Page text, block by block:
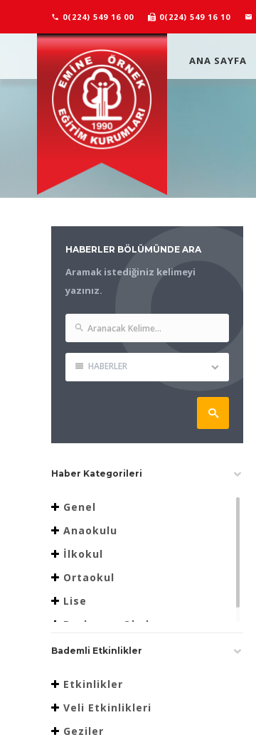
0(224) 549 16 00 0(224) 549 16 10
ANA SAYFA
HABERLER BÖLÜMÜNDE ARA
Aramak istediğiniz kelimeyi
yazınız.
HABERLER
Haber Kategorileri
Genel
Anaokulu
İlkokul
Ortaokul
Lise
Beslenme Okulu
Bademli Etkinlikler
Etkinlikler
Veli Etkinlikleri
Geziler